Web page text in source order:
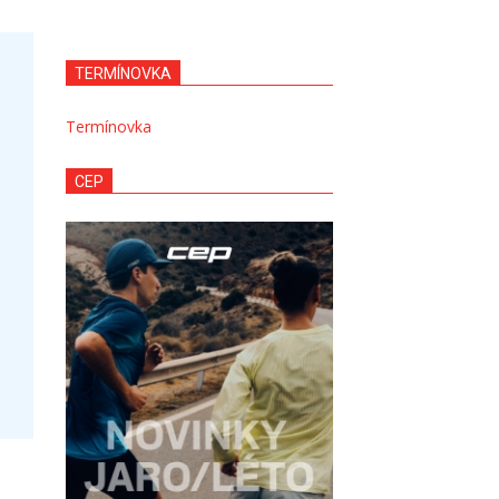
TERMÍNOVKA
Termínovka
CEP